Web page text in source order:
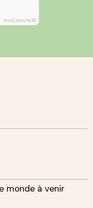
IconCaptcha ©
monde à venir